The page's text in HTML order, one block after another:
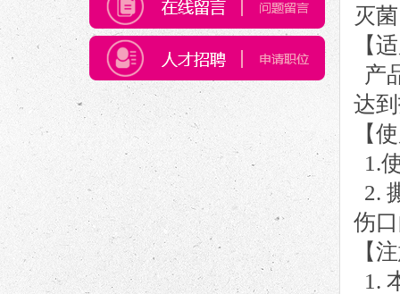
灭
【
产
达
【
1.
2.
伤
【
1.